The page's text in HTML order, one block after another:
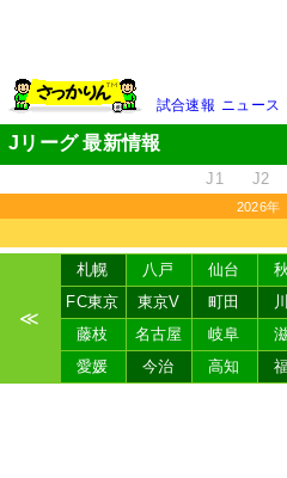
試合速報 ニュース
Jリーグ 最新情報
J1 J2
2026年
≪
札幌 八戸 仙台
FC東京
東京V 町田
藤枝
名古屋 岐阜
愛媛
今治 高知